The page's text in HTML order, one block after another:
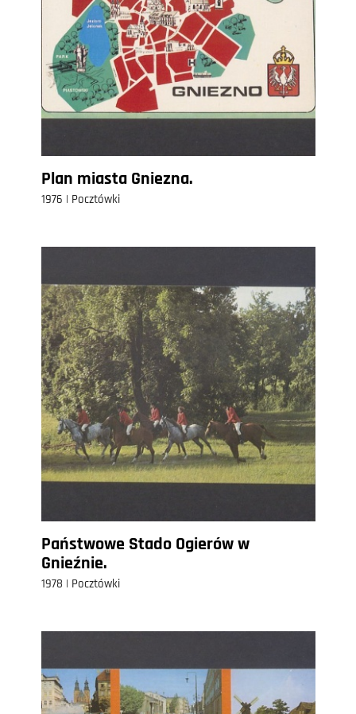
Plan miasta Gniezna.
1976 | Pocztówki
Państwowe Stado Ogierów w
Gnieźnie.
1978 | Pocztówki